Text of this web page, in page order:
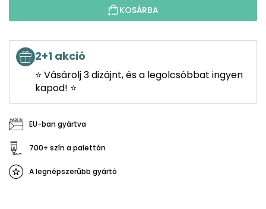
KOSÁRBA
2+1 akció
⭐ Vásárolj 3 dizájnt, és a legolcsóbbat ingyen
kapod! ⭐
EU-ban gyártva
700+ szín a palettán
A legnépszerűbb gyártó